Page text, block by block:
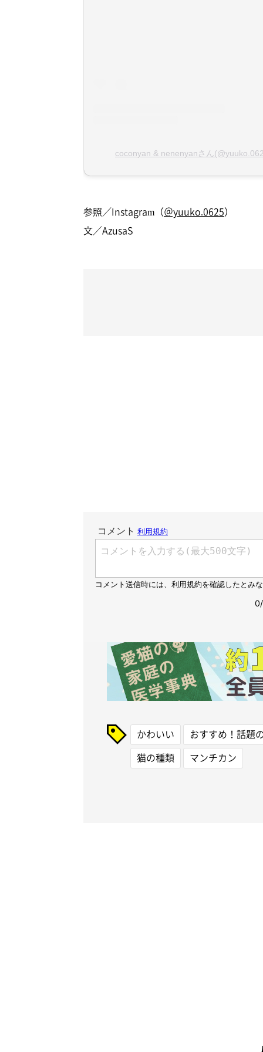
coconyan & nenenyanさん
参照／Instagram（＠yuuko.0625）
文／AzusaS
かわいい
おすすめ！話題
猫の種類
マンチカン